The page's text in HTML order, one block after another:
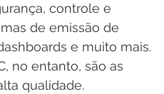
controle e
de emissão de
e muito mais.
no entanto, são as
qualidade.